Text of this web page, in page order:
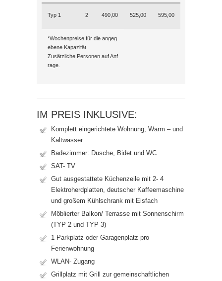
Typ 1 2 490,00 525,00 595,00
*Wochenpreise für die angeg
ebene Kapazität.
Zusätzliche Personen auf Anf
rage.
IM PREIS INKLUSIVE:
Komplett eingerichtete Wohnung, Warm – und
Kaltwasser
Badezimmer: Dusche, Bidet und WC
SAT- TV
Gut ausgestattete Küchenzeile mit 2- 4
Elektroherdplatten, deutscher Kaffeemaschine
und großem Kühlschrank mit Eisfach
Möblierter Balkon/ Terrasse mit Sonnenschirm
(TYP 2 und TYP 3)
1 Parkplatz oder Garagenplatz pro
Ferienwohnung
WLAN- Zugang
Grillplatz mit Grill zur gemeinschaftlichen